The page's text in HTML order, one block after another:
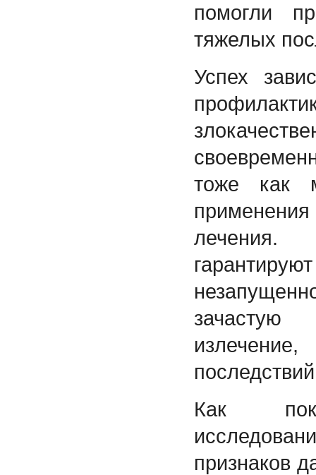
помогли
тяжелых
Успех
тоже как
Как
признаков